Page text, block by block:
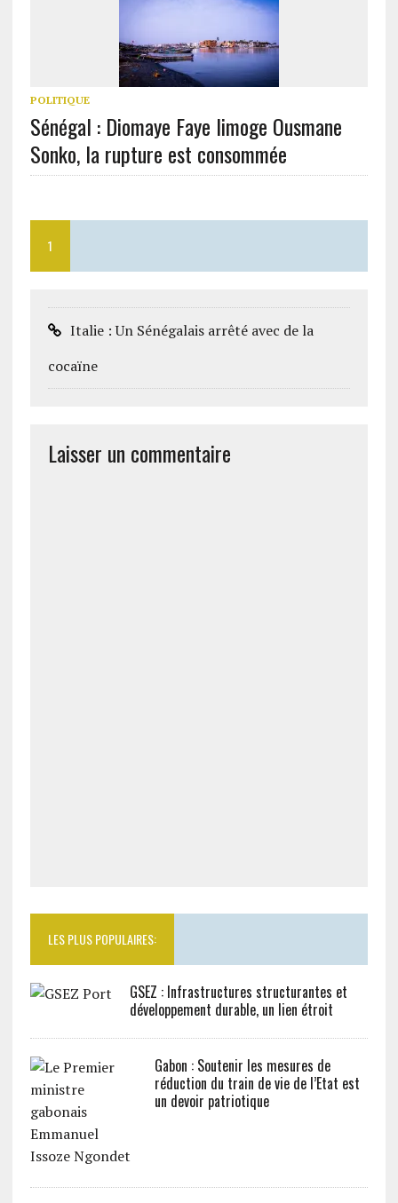
POLITIQUE
Sénégal : Diomaye Faye limoge Ousmane
Sonko, la rupture est consommée
1
Italie : Un Sénégalais arrêté avec de la
cocaïne
Laisser un commentaire
LES PLUS POPULAIRES:
GSEZ : Infrastructures structurantes et
développement durable, un lien étroit
Gabon : Soutenir les mesures de
réduction du train de vie de l’Etat est
un devoir patriotique